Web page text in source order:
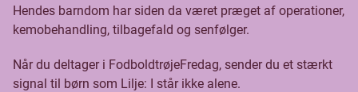
Hendes barndom har siden da været præget af operationer,
kemobehandling, tilbagefald og senfølger.
Når du deltager i FodboldtrøjeFredag, sender du et stærkt
signal til børn som Lilje: I står ikke alene.